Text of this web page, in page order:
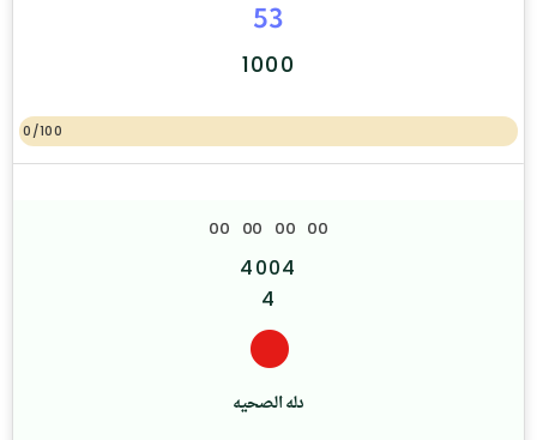
53
1000
0/100
دله الصحيه
00 00 00 00
4004
4